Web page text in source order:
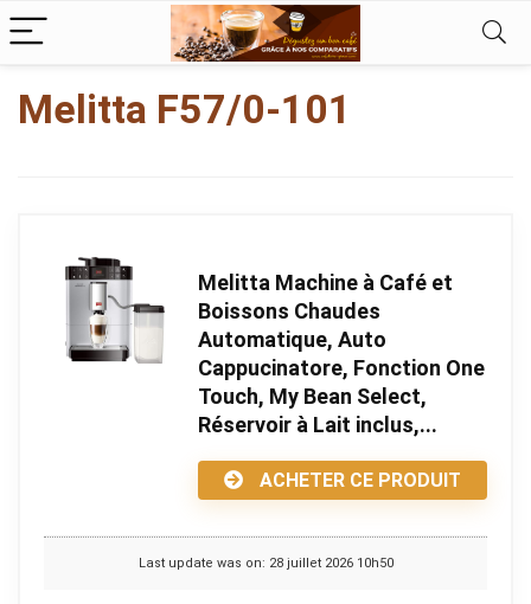
Melitta F57/0-101
Melitta Machine à Café et
Boissons Chaudes
Automatique, Auto
Cappucinatore, Fonction One
Touch, My Bean Select,
Réservoir à Lait inclus,...
ACHETER CE PRODUIT
Last update was on: 28 juillet 2026 10h50